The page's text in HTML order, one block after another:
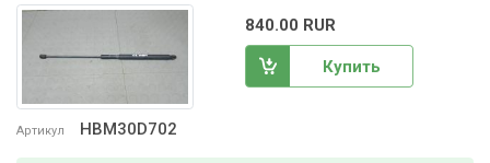
Артикул HBM30D702
840.00 RUR
Купить